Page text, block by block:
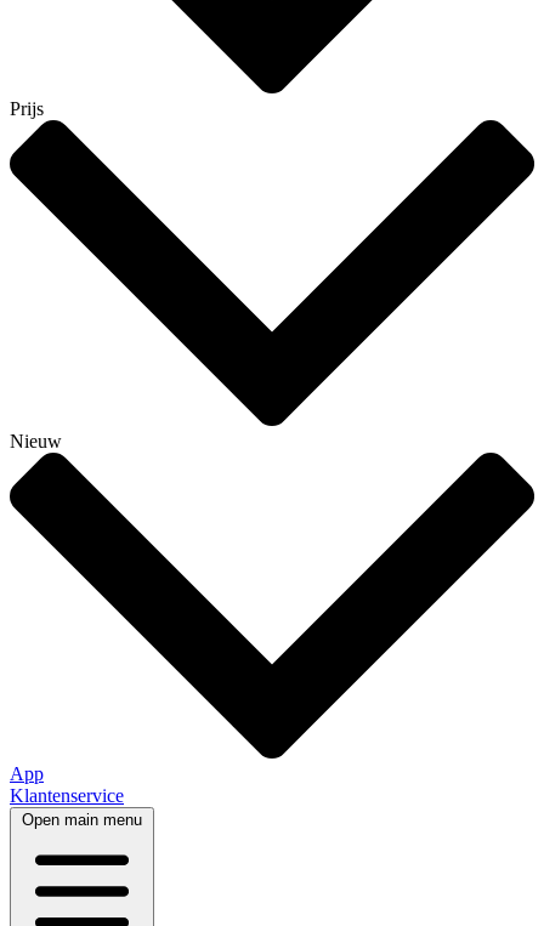
Prijs
Nieuw
App
Klantenservice
Open main menu